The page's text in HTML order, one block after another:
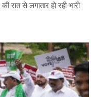
से लगातार हो रही भारी